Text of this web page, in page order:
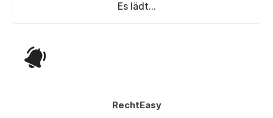
Es lädt...
RechtEasy